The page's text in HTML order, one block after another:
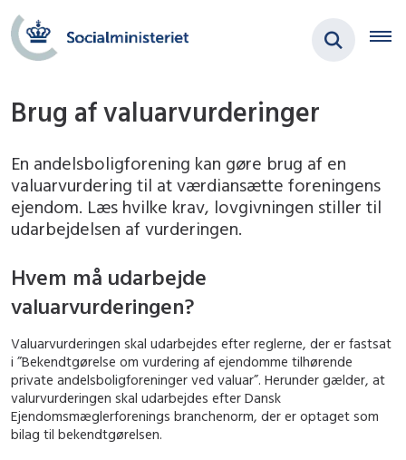
Brug af valuarvurderinger
En andelsboligforening kan gøre brug af en
valuarvurdering til at værdiansætte foreningens
ejendom. Læs hvilke krav, lovgivningen stiller til
udarbejdelsen af vurderingen.
Hvem må udarbejde
valuarvurderingen?
Valuarvurderingen skal udarbejdes efter reglerne, der er fastsat
i ”Bekendtgørelse om vurdering af ejendomme tilhørende
private andelsboligforeninger ved valuar”. Herunder gælder, at
valurvurderingen skal udarbejdes efter Dansk
Ejendomsmæglerforenings branchenorm, der er optaget som
bilag til bekendtgørelsen.